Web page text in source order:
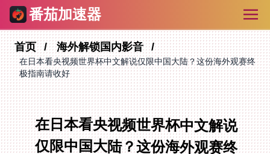
番茄加速器
首页 海外解锁国内影音
在日本看央视频世界杯中文解说仅限中国大陆？这份海外观赛终
极指南请收好
在日本看央视频世界杯中文解说
仅限中国大陆？这份海外观赛终